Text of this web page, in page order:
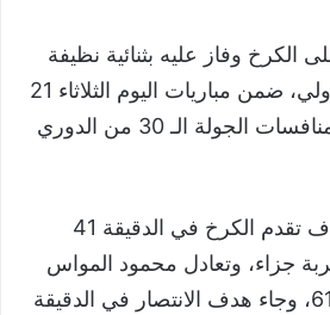
وفاز عليه بثنائية نظيفة
في ملعب الشعب الدولي، ضمن مباريات اليوم الثلاثاء 21
مايو 2024 في إطار منافسات الجولة الـ 30 من الدوري
وسجل يونس غني هدف تقدم الكرخ في الدقيقة 41
جزاء، وتعادل محمود المواس
للشرطة في الدقيقة 61، وجاء هدف الانتصار في الدقيقة